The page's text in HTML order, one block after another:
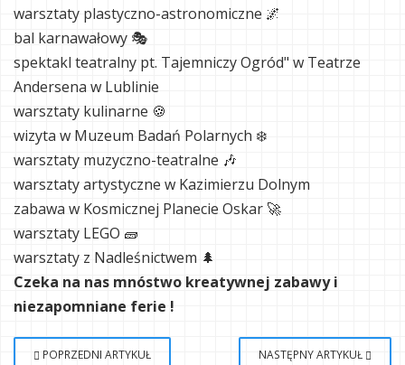
warsztaty plastyczno-astronomiczne 🌌
bal karnawałowy 🎭
spektakl teatralny pt. Tajemniczy Ogród" w Teatrze
Andersena w Lublinie
warsztaty kulinarne 🍪
wizyta w Muzeum Badań Polarnych ❄️
warsztaty muzyczno-teatralne 🎶
warsztaty artystyczne w Kazimierzu Dolnym
zabawa w Kosmicznej Planecie Oskar 🚀
warsztaty LEGO 🧱
warsztaty z Nadleśnictwem 🌲
Czeka na nas mnóstwo kreatywnej zabawy i
niezapomniane ferie !
POPRZEDNI ARTYKUŁ NASTĘPNY ARTYKUŁ